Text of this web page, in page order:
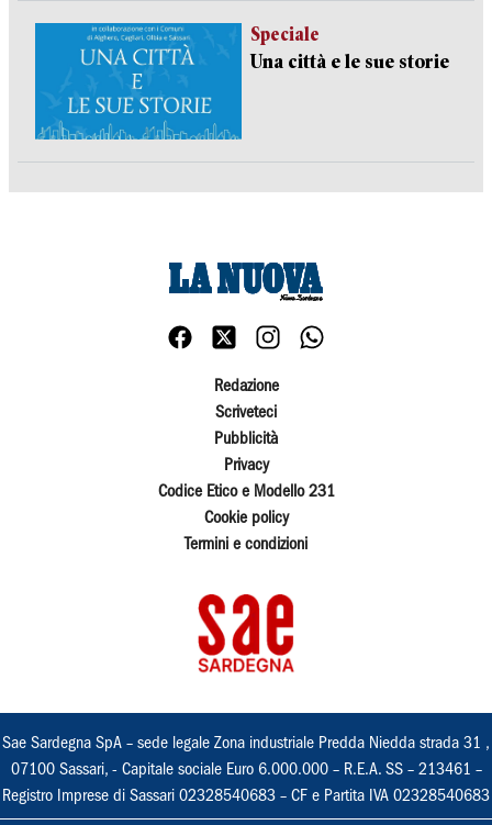
Speciale
Una città e le sue storie
Redazione
Scriveteci
Pubblicità
Privacy
Codice Etico e Modello 231
Cookie policy
Termini e condizioni
Sae Sardegna SpA – sede legale Zona industriale Predda Niedda strada 31 ,
07100 Sassari, - Capitale sociale Euro 6.000.000 – R.E.A. SS – 213461 –
Registro Imprese di Sassari 02328540683 – CF e Partita IVA 02328540683